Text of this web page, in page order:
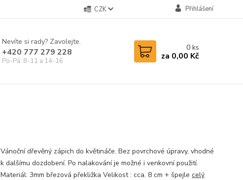
CZK Přihlášení
Nevíte si rady? Zavolejte.
+420 777 279 228
Po-Pá: 8-11 a 14-16
0 ks
za 0,00 Kč
Vánoční dřevěný zápich do květináče. Bez povrchové úpravy, vhodné
k dalšímu dozdobení. Po nalakování je možné i venkovní použití.
Materiál: 3mm březová překližka Velikost : cca. 8 cm + špejle celý